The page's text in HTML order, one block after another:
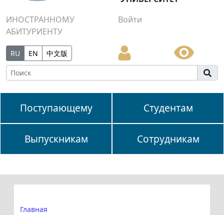
ИНОСТРАННОМУ
АБИТУРИЕНТУ
Войти
RU EN 中文版
Поступающему Студентам
Выпускникам Сотрудникам
Главная